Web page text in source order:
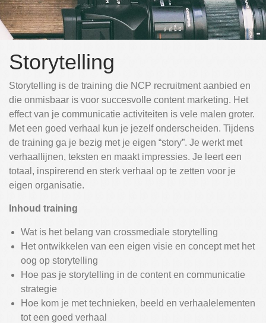
Trainingen
Kandidaten
Over NCP Recruitment:
Contact
Storytelling
Storytelling is de training die NCP recruitment aanbied en
die onmisbaar is voor succesvolle content marketing. Het
effect van je communicatie activiteiten is vele malen groter.
Met een goed verhaal kun je jezelf onderscheiden. Tijdens
de training ga je bezig met je eigen “story”. Je werkt met
verhaallijnen, teksten en maakt impressies. Je leert een
totaal, inspirerend en sterk verhaal op te zetten voor je
eigen organisatie.
Inhoud training
Wat is het belang van crossmediale storytelling
Het ontwikkelen van een eigen visie en concept met het
oog op storytelling
Hoe pas je storytelling in de content en communicatie
strategie
Hoe kom je met technieken, beeld en verhaalelementen
tot een goed verhaal